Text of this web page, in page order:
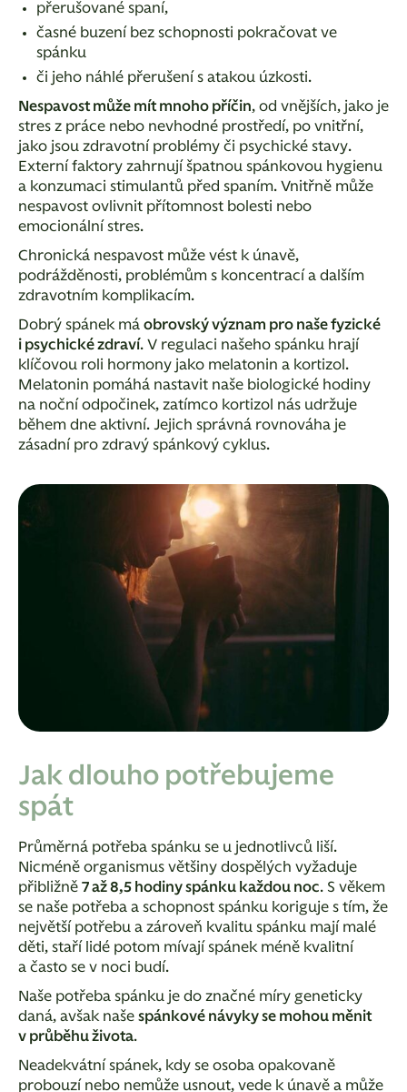
přerušované spaní,
časné buzení bez schopnosti pokračovat ve
spánku
či jeho náhlé přerušení s atakou úzkosti.
Nespavost může mít mnoho příčin, od vnějších, jako je
stres z práce nebo nevhodné prostředí, po vnitřní,
jako jsou zdravotní problémy či psychické stavy.
Externí faktory zahrnují špatnou spánkovou hygienu
a konzumaci stimulantů před spaním. Vnitřně může
nespavost ovlivnit přítomnost bolesti nebo
emocionální stres.
Chronická nespavost může vést k únavě,
podrážděnosti, problémům s koncentrací a dalším
zdravotním komplikacím.
Dobrý spánek má obrovský význam pro naše fyzické
i psychické zdraví. V regulaci našeho spánku hrají
klíčovou roli hormony jako melatonin a kortizol.
Melatonin pomáhá nastavit naše biologické hodiny
na noční odpočinek, zatímco kortizol nás udržuje
během dne aktivní. Jejich správná rovnováha je
zásadní pro zdravý spánkový cyklus.
Jak dlouho potřebujeme
spát
Průměrná potřeba spánku se u jednotlivců liší.
Nicméně organismus většiny dospělých vyžaduje
přibližně 7 až 8,5 hodiny spánku každou noc. S věkem
se naše potřeba a schopnost spánku koriguje s tím, že
největší potřebu a zároveň kvalitu spánku mají malé
děti, staří lidé potom mívají spánek méně kvalitní
a často se v noci budí.
Naše potřeba spánku je do značné míry geneticky
daná, avšak naše spánkové návyky se mohou měnit
v průběhu života.
Neadekvátní spánek, kdy se osoba opakovaně
probouzí nebo nemůže usnout, vede k únavě a může